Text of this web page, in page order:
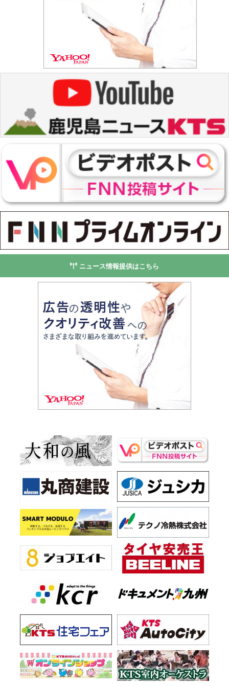
ニュース情報提供はこちら